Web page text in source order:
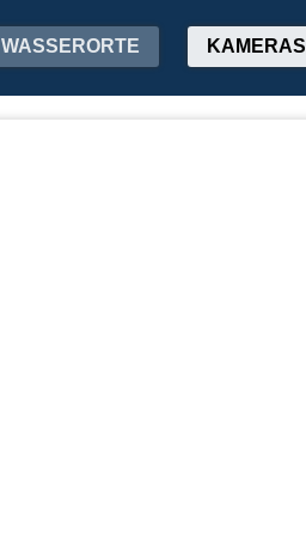
WASSERORTE KAMERAS